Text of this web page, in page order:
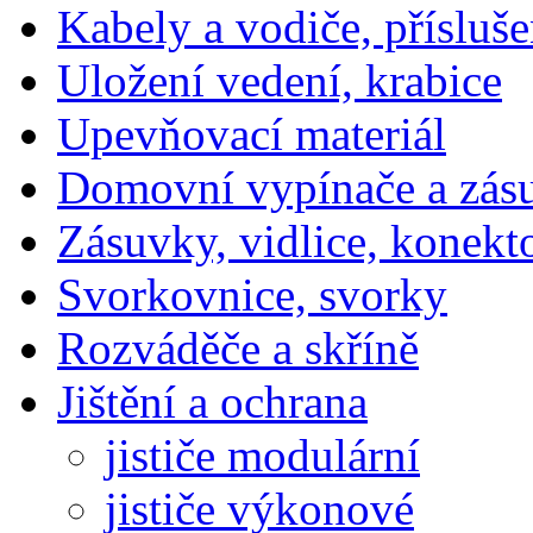
Kabely a vodiče,
Uložení vedení, krabice
Upevňovací materiál
Domovní vypínače a
Zásuvky, vidlice,
Svorkovnice, svorky
Rozváděče a skříně
Jištění a ochrana
jističe modulární
jističe výkonové